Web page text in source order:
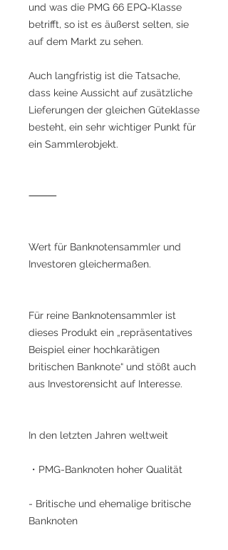
und was die PMG 66 EPQ-Klasse
betrifft, so ist es äußerst selten, sie
auf dem Markt zu sehen.
Auch langfristig ist die Tatsache,
dass keine Aussicht auf zusätzliche
Lieferungen der gleichen Güteklasse
besteht, ein sehr wichtiger Punkt für
ein Sammlerobjekt.
⸻
Wert für Banknotensammler und
Investoren gleichermaßen.
Für reine Banknotensammler ist
dieses Produkt ein „repräsentatives
Beispiel einer hochkarätigen
britischen Banknote“ und stößt auch
aus Investorensicht auf Interesse.
In den letzten Jahren weltweit
・PMG-Banknoten hoher Qualität
- Britische und ehemalige britische
Banknoten